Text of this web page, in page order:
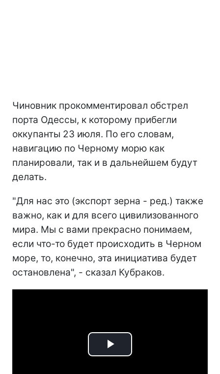
Чиновник прокомментировал обстрел
порта Одессы, к которому прибегли
оккупанты 23 июля. По его словам,
навигацию по Черному морю как
планировали, так и в дальнейшем будут
делать.
"Для нас это (экспорт зерна - ред.) также
важно, как и для всего цивилизованного
мира. Мы с вами прекрасно понимаем,
если что-то будет происходить в Черном
море, то, конечно, эта инициатива будет
остановлена", - сказал Кубраков.
Play